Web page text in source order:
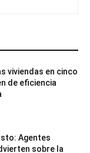
viviendas en cinco
de eficiencia
Agentes
sobre la